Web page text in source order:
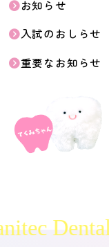
お知らせ
入試のおしらせ
重要なお知らせ